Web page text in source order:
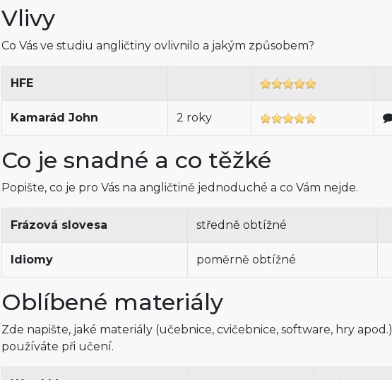
Vlivy
Co Vás ve studiu angličtiny ovlivnilo a jakým způsobem?
HFE
Kamarád John 2 roky
Co je snadné a co těžké
Popište, co je pro Vás na angličtině jednoduché a co Vám nejde.
Frázová slovesa středně obtížné
Idiomy poměrně obtížné
Oblíbené materiály
Zde napište, jaké materiály (učebnice, cvičebnice, software, hry apod.)
používáte při učení.